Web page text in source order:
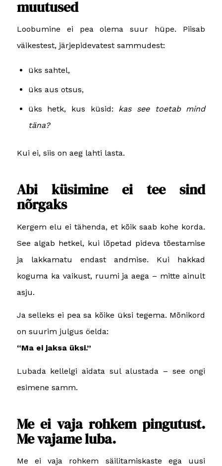
muutused
Loobumine ei pea olema suur hüpe. Piisab
väikestest, järjepidevatest sammudest:
üks sahtel,
üks aus otsus,
üks hetk, kus küsid: kas see toetab mind
täna?
Kui ei, siis on aeg lahti lasta.
Abi küsimine ei tee sind
nõrgaks
Kergem elu ei tähenda, et kõik saab kohe korda.
See algab hetkel, kui lõpetad pideva tõestamise
ja lakkamatu endast andmise. Kui hakkad
koguma ka vaikust, ruumi ja aega – mitte ainult
asju.
Ja selleks ei pea sa kõike üksi tegema. Mõnikord
on suurim julgus öelda:
“Ma ei jaksa üksi.”
Lubada kellelgi aidata sul alustada – see ongi
esimene samm.
Me ei vaja rohkem pingutust.
Me vajame luba.
Me ei vaja rohkem säilitamiskaste ega uusi